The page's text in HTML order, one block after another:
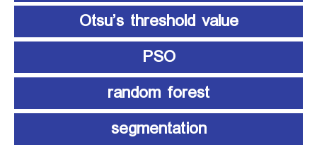
Otsu’s threshold value
PSO
random forest
segmentation